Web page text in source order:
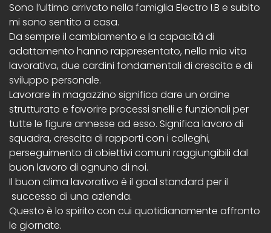
Sono l’ultimo arrivato nella famiglia Electro I.B e subito
mi sono sentito a casa.
Da sempre il cambiamento e la capacità di
adattamento hanno rappresentato, nella mia vita
lavorativa, due cardini fondamentali di crescita e di
sviluppo personale.
Lavorare in magazzino significa dare un ordine
strutturato e favorire processi snelli e funzionali per
tutte le figure annesse ad esso. Significa lavoro di
squadra, crescita di rapporti con i colleghi,
perseguimento di obiettivi comuni raggiungibili dal
buon lavoro di ognuno di noi.
Il buon clima lavorativo è il goal standard per il
successo di una azienda.
Questo è lo spirito con cui quotidianamente affronto
le giornate.